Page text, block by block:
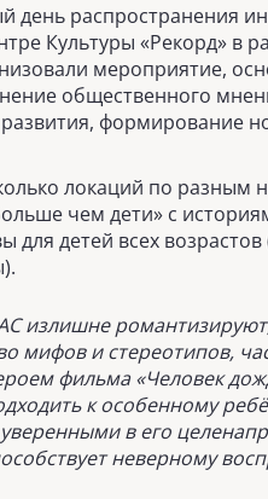
день распространения
Культуры «Рекорд» в
мероприятие,
общественного
формирование
локаций по разным
чем дети» с
для детей всех
излишне
мифов и стереотипов,
фильма «Человек
к особенному
в его
неверному